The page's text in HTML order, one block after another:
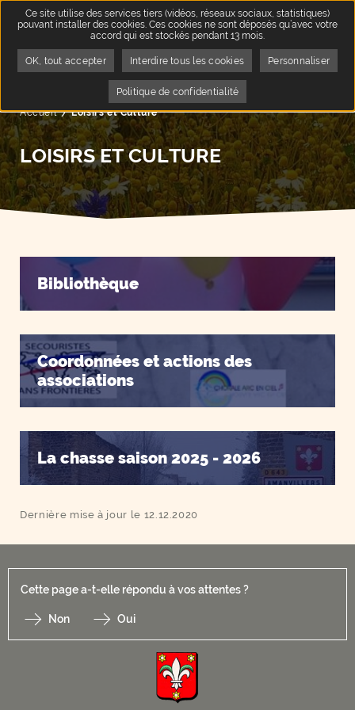
Accueil Page active :
Loisirs et Culture
LOISIRS ET CULTURE
Bibliothèque
Coordonnées et actions des
associations
La chasse saison 2025 - 2026
Dernière mise à jour le 12.12.2020
Cette page a-t-elle répondu à vos attentes ?
Non Oui
Ce site utilise des services tiers (vidéos, réseaux sociaux, statistiques)
pouvant installer des cookies. Ces cookies ne sont déposés qu’avec votre
accord qui est stockés pendant 13 mois.
OK, tout accepter Interdire tous les cookies Personnaliser
Politique de confidentialité